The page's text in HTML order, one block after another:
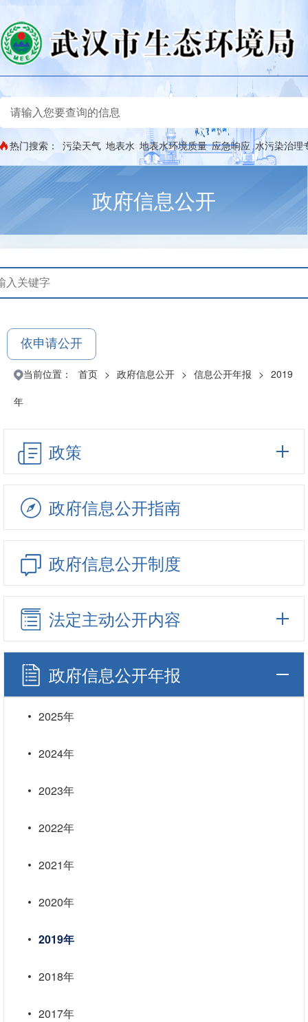
热门搜索： 污染天气 地表水 地表水环境质量 应急响应 水污染治理
政府信息公开
依申请公开
当前位置： 首页 > 政府信息公开 > 信息公开年报 > 2019
年
政策
政府信息公开指南
政府信息公开制度
法定主动公开内容
政府信息公开年报
2025年
2024年
2023年
2022年
2021年
2020年
2019年
2018年
2017年